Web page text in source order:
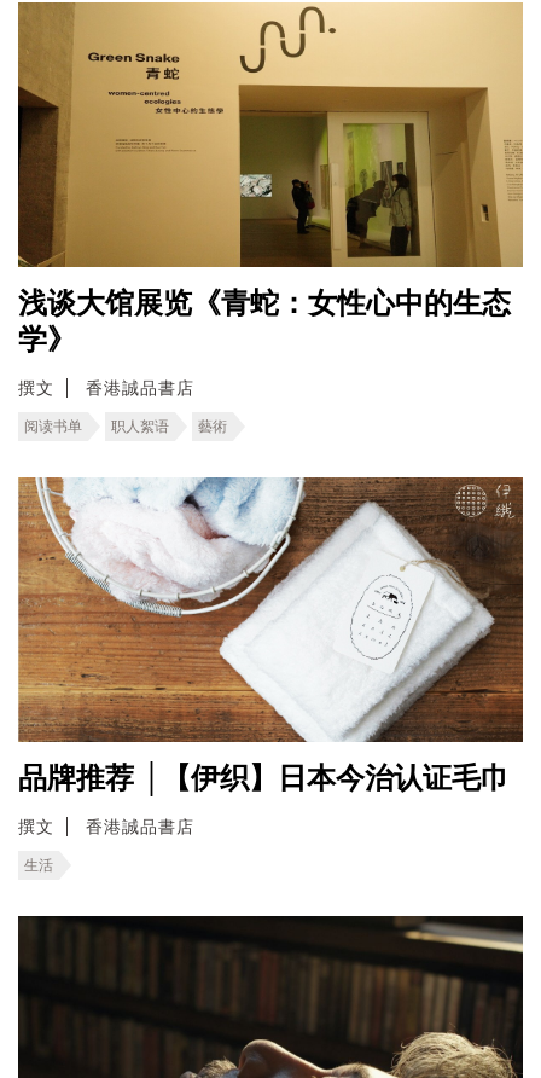
浅谈大馆展览《青蛇：女性心中的生态
学》
撰文 香港誠品書店
阅读书单 职人絮语 藝術
品牌推荐 │【伊织】日本今治认证毛巾
撰文 香港誠品書店
生活